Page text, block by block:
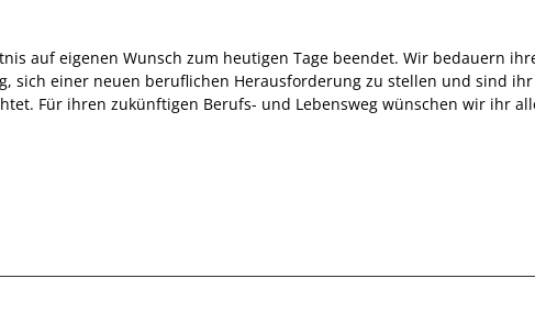
auf eigenen Wunsch zum heutigen Tage beendet. Wir bedauern
sich einer neuen beruflichen Herausforderung zu stellen und sind ihr
Für ihren zukünftigen Berufs- und Lebensweg wünschen wir ihr